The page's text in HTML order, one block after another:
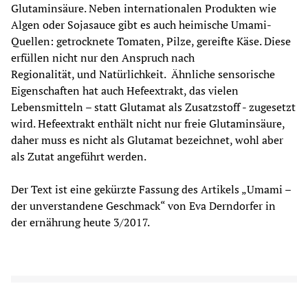
Glutaminsäure. Neben internationalen Produkten wie
Algen oder Sojasauce gibt es auch heimische Umami-
Quellen: getrocknete Tomaten, Pilze, gereifte Käse. Diese
erfüllen nicht nur den Anspruch nach
Regionalität, und Natürlichkeit.  Ähnliche sensorische
Eigenschaften hat auch Hefeextrakt, das vielen
Lebensmitteln – statt Glutamat als Zusatzstoff - zugesetzt
wird. Hefeextrakt enthält nicht nur freie Glutaminsäure,
daher muss es nicht als Glutamat bezeichnet, wohl aber
als Zutat angeführt werden.
Der Text ist eine gekürzte Fassung des Artikels „Umami –
der unverstandene Geschmack“ von Eva Derndorfer in
der ernährung heute 3/2017.